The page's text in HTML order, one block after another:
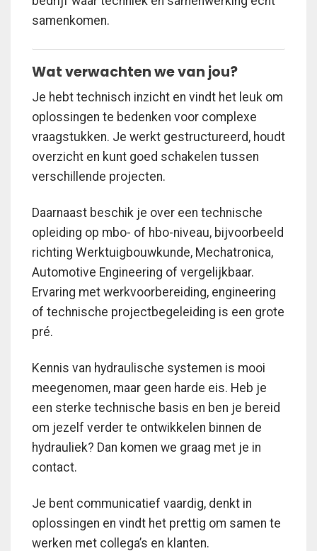
samenkomen.
Wat verwachten we van jou?
Je hebt technisch inzicht en vindt het leuk om
oplossingen te bedenken voor complexe
vraagstukken. Je werkt gestructureerd, houdt
overzicht en kunt goed schakelen tussen
verschillende projecten.
Daarnaast beschik je over een technische
opleiding op mbo- of hbo-niveau, bijvoorbeeld
richting Werktuigbouwkunde, Mechatronica,
Automotive Engineering of vergelijkbaar.
Ervaring met werkvoorbereiding, engineering
of technische projectbegeleiding is een grote
pré.
Kennis van hydraulische systemen is mooi
meegenomen, maar geen harde eis. Heb je
een sterke technische basis en ben je bereid
om jezelf verder te ontwikkelen binnen de
hydrauliek? Dan komen we graag met je in
contact.
Je bent communicatief vaardig, denkt in
oplossingen en vindt het prettig om samen te
werken met collega’s en klanten.